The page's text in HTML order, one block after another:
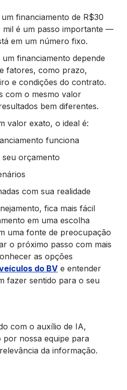
financiamento de R$30
mil é um passo importante —
em um número fixo.
financiamento depende
fatores, como prazo,
e condições do contrato.
com o mesmo valor
bem diferentes.
valor exato, o ideal é:
funciona
orçamento
com sua realidade
fica mais fácil
em uma escolha
uma fonte de preocupação
o próximo passo com mais
as opções
do BV e entender
fazer sentido para o seu
com o auxílio de IA,
por nossa equipe para
da informação.